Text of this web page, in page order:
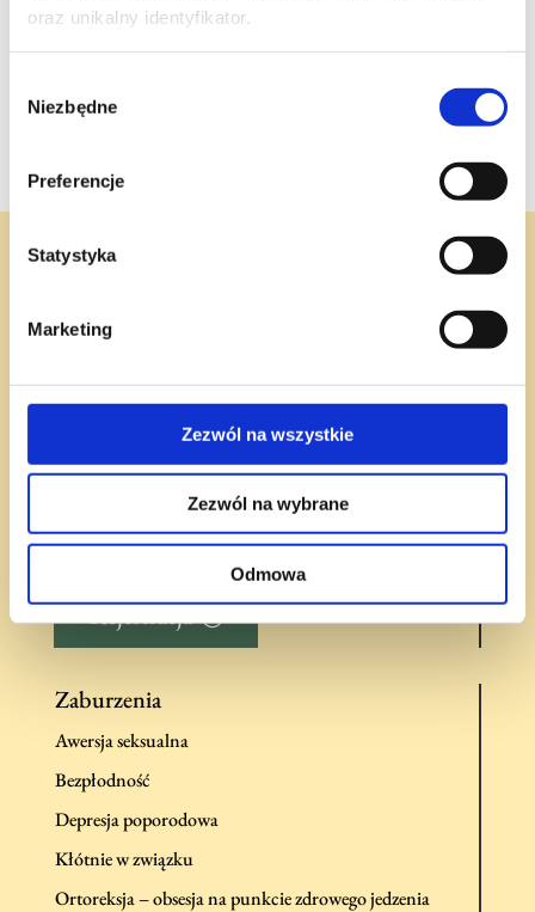
oraz unikalny identyfikator.
zgody
Niezbędne
Preferencje
Statystyka
Marketing
Zezwól na wszystkie
Zezwól na wybrane
Odmowa
Jak nauczyć się kochać siebie
Dojrzałość emocjonalna
Równowaga emocjonalna
Strona główna
Nasi specjaliści
Blog
Cennik
Rejestracja
Zaburzenia
Awersja seksualna
Bezpłodność
Depresja poporodowa
Kłótnie w związku
Ortoreksja – obsesja na punkcie zdrowego jedzenia